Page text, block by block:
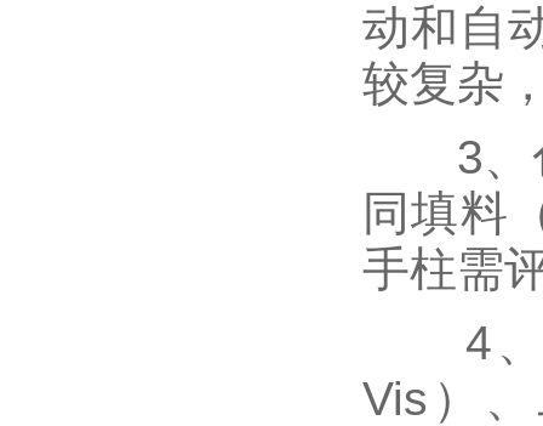
动和自
较复杂
3、色
同填料
手柱需
4、检
Vis）